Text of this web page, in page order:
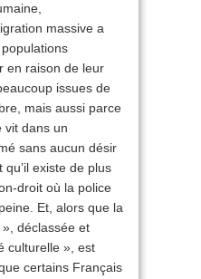
massive a
en raison de leur
issues de
mais aussi parce
vit dans un
sans aucun désir
qu’il existe de plus
droit où la police
Et, alors que la
déclassée et
culturelle », est
certains Français